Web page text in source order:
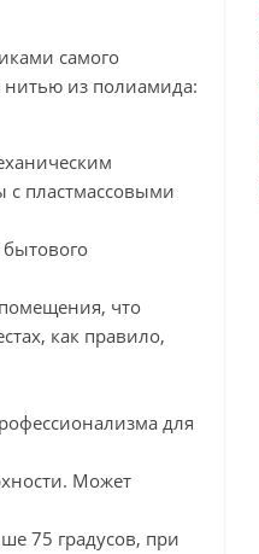
самого
нитью из полиамида:
пластмассовыми
что
как правило,
для
Может
75 градусов, при